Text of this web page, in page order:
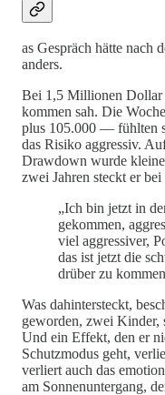
as Gespräch hätte nach
anders.
Bei 1,5 Millionen Dollar
kommen sah. Die
plus 105.000 — fühlten
das Risiko aggressiv.
Drawdown wurde
zwei Jahren steckt er
„Ich bin jetzt in
gekommen,
viel aggressiver,
das ist jetzt die
drüber zu
Was dahintersteckt,
geworden, zwei Kinder,
Und ein Effekt, den er
Schutzmodus geht,
verliert auch das
am Sonnenuntergang,